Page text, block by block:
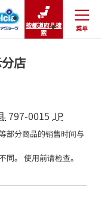
按都道府县搜
索
菜单
关闭
店
797-0015 JP
部分商品的销售时间与
。 使用前请检查。